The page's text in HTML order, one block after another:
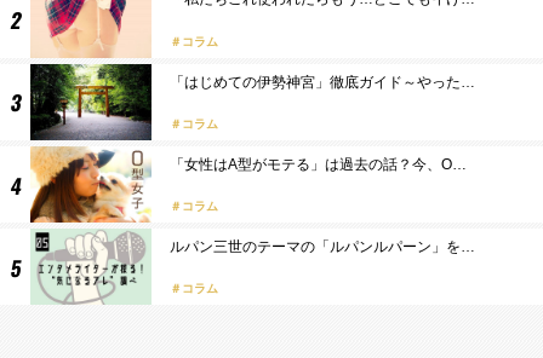
コラム
「はじめての伊勢神宮」徹底ガイド～やった…
コラム
「女性はA型がモテる」は過去の話？今、O…
コラム
ルパン三世のテーマの「ルパンルパーン」を…
コラム